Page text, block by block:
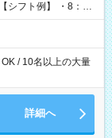
/ 10名以上の大量
詳細へ